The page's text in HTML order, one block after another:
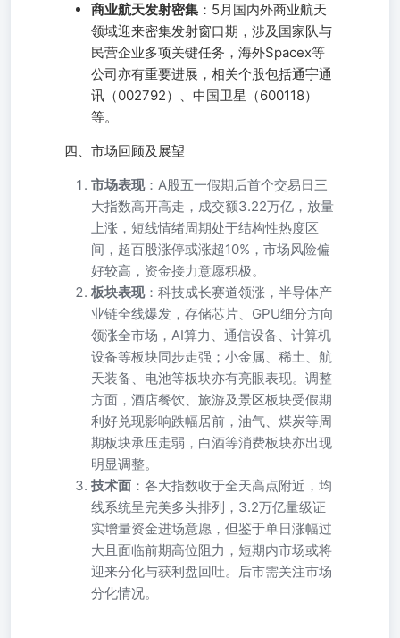
商业航天发射密集 ：5月国内外商业航天
领域迎来密集发射窗口期，涉及国家队与
民营企业多项关键任务，海外Spacex等
公司亦有重要进展，相关个股包括通宇通
讯（002792）、中国卫星（600118）
等。
四、市场回顾及展望
市场表现：A股五一假期后首个交易日三
大指数高开高走，成交额3.22万亿，放量
上涨，短线情绪周期处于结构性热度区
间，超百股涨停或涨超10%，市场风险偏
好较高，资金接力意愿积极。
板块表现：科技成长赛道领涨，半导体产
业链全线爆发，存储芯片、GPU细分方向
领涨全市场，AI算力、通信设备、计算机
设备等板块同步走强；小金属、稀土、航
天装备、电池等板块亦有亮眼表现。调整
方面，酒店餐饮、旅游及景区板块受假期
利好兑现影响跌幅居前，油气、煤炭等周
期板块承压走弱，白酒等消费板块亦出现
明显调整。
技术面 ：各大指数收于全天高点附近，均
线系统呈完美多头排列，3.2万亿量级证
实增量资金进场意愿，但鉴于单日涨幅过
大且面临前期高位阻力，短期内市场或将
迎来分化与获利盘回吐。后市需关注市场
分化情况。